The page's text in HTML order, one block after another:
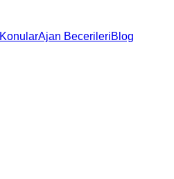
KonularAjan BecerileriBlog